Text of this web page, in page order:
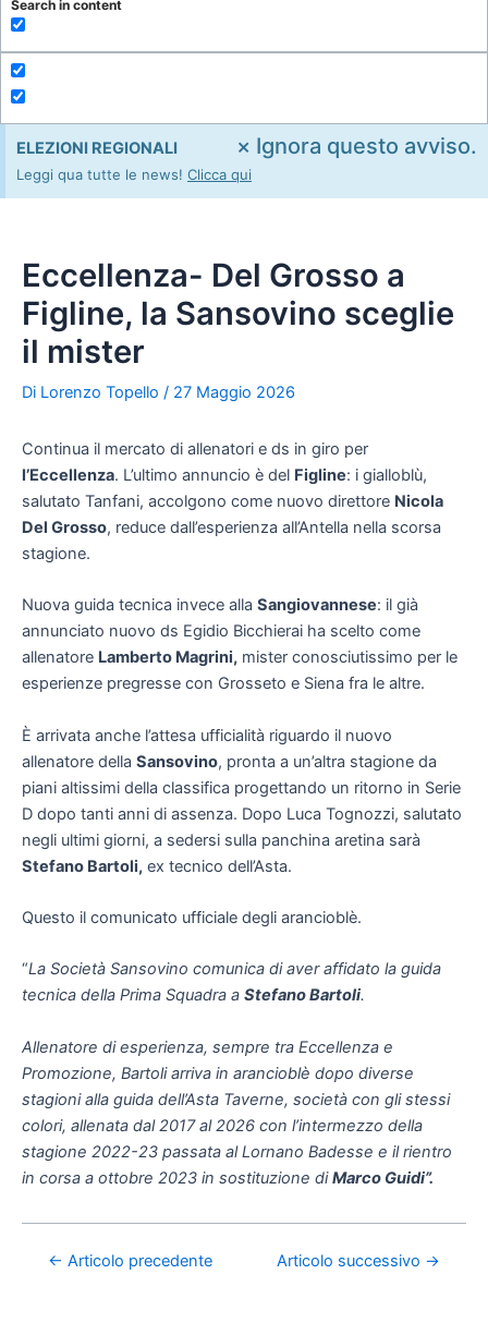
Search in content
ELEZIONI REGIONALI
Leggi qua tutte le news! Clicca qui
× Ignora questo avviso.
Eccellenza- Del Grosso a
Figline, la Sansovino sceglie
il mister
Di Lorenzo Topello / 27 Maggio 2026
Continua il mercato di allenatori e ds in giro per
l’Eccellenza. L’ultimo annuncio è del Figline: i gialloblù,
salutato Tanfani, accolgono come nuovo direttore Nicola
Del Grosso, reduce dall’esperienza all’Antella nella scorsa
stagione.
Nuova guida tecnica invece alla Sangiovannese: il già
annunciato nuovo ds Egidio Bicchierai ha scelto come
allenatore Lamberto Magrini, mister conosciutissimo per le
esperienze pregresse con Grosseto e Siena fra le altre.
È arrivata anche l’attesa ufficialità riguardo il nuovo
allenatore della Sansovino, pronta a un’altra stagione da
piani altissimi della classifica progettando un ritorno in Serie
D dopo tanti anni di assenza. Dopo Luca Tognozzi, salutato
negli ultimi giorni, a sedersi sulla panchina aretina sarà
Stefano Bartoli, ex tecnico dell’Asta.
Questo il comunicato ufficiale degli arancioblè.
“La Società Sansovino comunica di aver affidato la guida
tecnica della Prima Squadra a Stefano Bartoli.
Allenatore di esperienza, sempre tra Eccellenza e
Promozione, Bartoli arriva in arancioblè dopo diverse
stagioni alla guida dell’Asta Taverne, società con gli stessi
colori, allenata dal 2017 al 2026 con l’intermezzo della
stagione 2022-23 passata al Lornano Badesse e il rientro
in corsa a ottobre 2023 in sostituzione diMarco Guidi”.
← Articolo precedente Articolo successivo →